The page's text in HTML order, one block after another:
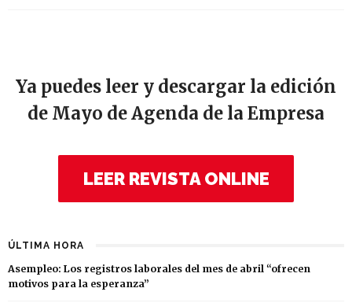
Ya puedes leer y descargar la edición
de Mayo de Agenda de la Empresa
LEER REVISTA ONLINE
ÚLTIMA HORA
Asempleo: Los registros laborales del mes de abril “ofrecen
motivos para la esperanza”